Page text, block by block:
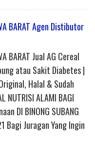
BARAT Agen Distibutor
BARAT Jual AG Cereal
atau Sakit Diabetes |
Halal & Sudah
NUTRISI ALAMI BAGI
DI BINONG SUBANG
Bagi Juragan Yang Ingin